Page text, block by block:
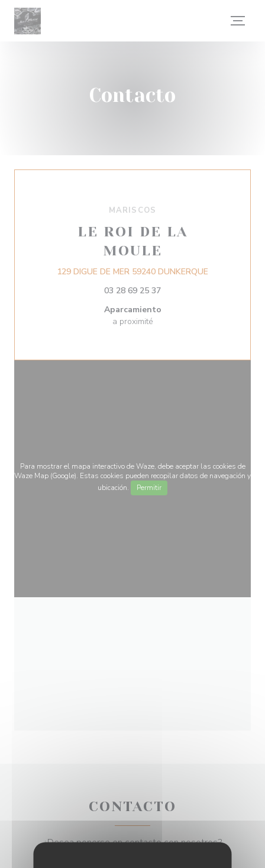
Personalización de sus opciones de cookies
Contacto
MARISCOS
LE ROI DE LA
MOULE
129 DIGUE DE MER 59240 DUNKERQUE
03 28 69 25 37
Aparcamiento
a proximité
Para mostrar el mapa interactivo de Waze, debe aceptar las cookies de
Waze Map (Google). Estas cookies pueden recopilar datos de navegación y
ubicación.
Permitir
CONTACTO
¿Desea ponerse en contacto con nosotros?